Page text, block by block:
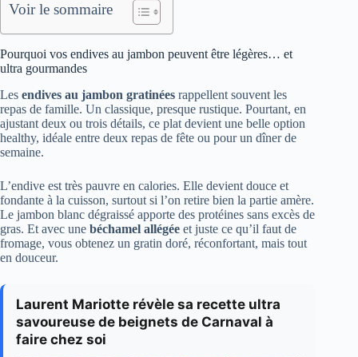
Voir le sommaire
Pourquoi vos endives au jambon peuvent être légères… et
ultra gourmandes
Les endives au jambon gratinées rappellent souvent les
repas de famille. Un classique, presque rustique. Pourtant, en
ajustant deux ou trois détails, ce plat devient une belle option
healthy, idéale entre deux repas de fête ou pour un dîner de
semaine.
L’endive est très pauvre en calories. Elle devient douce et
fondante à la cuisson, surtout si l’on retire bien la partie amère.
Le jambon blanc dégraissé apporte des protéines sans excès de
gras. Et avec une béchamel allégée et juste ce qu’il faut de
fromage, vous obtenez un gratin doré, réconfortant, mais tout
en douceur.
Laurent Mariotte révèle sa recette ultra
savoureuse de beignets de Carnaval à
faire chez soi